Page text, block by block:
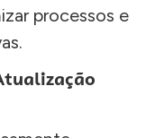
processos e